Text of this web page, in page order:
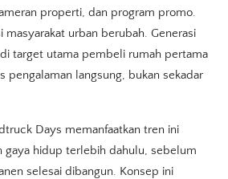
properti, dan program promo.
masyarakat urban berubah. Generasi
target utama pembeli rumah pertama
pengalaman langsung, bukan sekadar
Days memanfaatkan tren ini
gaya hidup terlebih dahulu, sebelum
selesai dibangun. Konsep ini